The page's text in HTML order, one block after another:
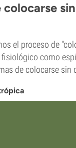
colocarse
el proceso de
como
de colocarse sin